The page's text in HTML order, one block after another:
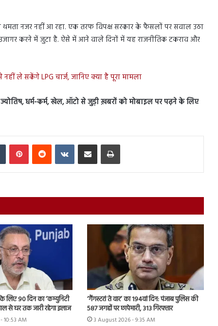
थमता नजर नहीं आ रहा. एक तरफ विपक्ष सरकार के फैसलों पर सवाल उठा
करने में जुटा है. ऐसे में आने वाले दिनों में यह राजनीतिक टकराव और
ले सकेंगे LPG चार्ज, जानिए क्या है पूरा मामला
ज्योतिष, धर्म-कर्म, खेल, ऑटो से जुड़ी ख़बरों को मोबाइल पर पढ़ने के लिए
Tumblr PinterestReddit VKontakteShare via Email Print
लिए 90 दिन का ‘कम्युनिटी
से घर तक जारी रहेगा इलाज
10:53 AM
‘गैंगस्टरां ते वार’ का 194वां दिन: पंजाब पुलिस की
587 जगहों पर छापेमारी, 313 गिरफ्तार
3 August 2026 - 9:35 AM